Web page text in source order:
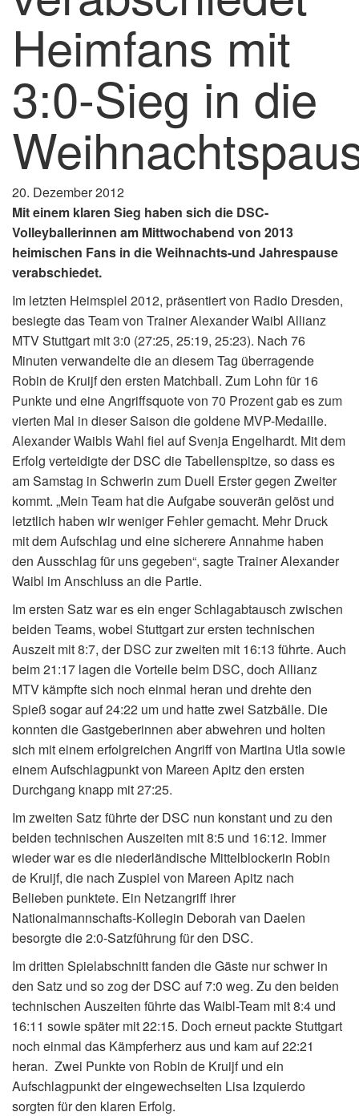
Heimfans mit
3:0-Sieg in die
20. Dezember 2012
Mit einem klaren Sieg haben sich die DSC-
Volleyballerinnen am Mittwochabend von 2013
heimischen Fans in die Weihnachts-und Jahrespause
verabschiedet.
Im letzten Heimspiel 2012, präsentiert von Radio Dresden,
besiegte das Team von Trainer Alexander Waibl Allianz
MTV Stuttgart mit 3:0 (27:25, 25:19, 25:23). Nach 76
Minuten verwandelte die an diesem Tag überragende
Robin de Kruijf den ersten Matchball. Zum Lohn für 16
Punkte und eine Angriffsquote von 70 Prozent gab es zum
vierten Mal in dieser Saison die goldene MVP-Medaille.
Alexander Waibls Wahl fiel auf Svenja Engelhardt. Mit dem
Erfolg verteidigte der DSC die Tabellenspitze, so dass es
am Samstag in Schwerin zum Duell Erster gegen Zweiter
kommt. „Mein Team hat die Aufgabe souverän gelöst und
letztlich haben wir weniger Fehler gemacht. Mehr Druck
mit dem Aufschlag und eine sicherere Annahme haben
den Ausschlag für uns gegeben“, sagte Trainer Alexander
Waibl im Anschluss an die Partie.
Im ersten Satz war es ein enger Schlagabtausch zwischen
beiden Teams, wobei Stuttgart zur ersten technischen
Auszeit mit 8:7, der DSC zur zweiten mit 16:13 führte. Auch
beim 21:17 lagen die Vorteile beim DSC, doch Allianz
MTV kämpfte sich noch einmal heran und drehte den
Spieß sogar auf 24:22 um und hatte zwei Satzbälle. Die
konnten die Gastgeberinnen aber abwehren und holten
sich mit einem erfolgreichen Angriff von Martina Utla sowie
einem Aufschlagpunkt von Mareen Apitz den ersten
Durchgang knapp mit 27:25.
Im zweiten Satz führte der DSC nun konstant und zu den
beiden technischen Auszeiten mit 8:5 und 16:12. Immer
wieder war es die niederländische Mittelblockerin Robin
de Kruijf, die nach Zuspiel von Mareen Apitz nach
Belieben punktete. Ein Netzangriff ihrer
Nationalmannschafts-Kollegin Deborah van Daelen
besorgte die 2:0-Satzführung für den DSC.
Im dritten Spielabschnitt fanden die Gäste nur schwer in
den Satz und so zog der DSC auf 7:0 weg. Zu den beiden
technischen Auszeiten führte das Waibl-Team mit 8:4 und
16:11 sowie später mit 22:15. Doch erneut packte Stuttgart
noch einmal das Kämpferherz aus und kam auf 22:21
heran. Zwei Punkte von Robin de Kruijf und ein
Aufschlagpunkt der eingewechselten Lisa Izquierdo
sorgten für den klaren Erfolg.